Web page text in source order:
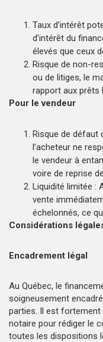
Taux d’intérêt
d’intérêt du
élevés que ceux
Risque de non-
ou de litiges, le
rapport aux prêts
Pour le vendeur
Risque de défaut
l’acheteur ne
le vendeur à
voire de reprise
Liquidité limitée :
vente
échelonnés, ce
Considérations
Encadrement légal
Au Québec, le
soigneusement
parties. Il est fortement
notaire pour rédiger le
toutes les dispositions